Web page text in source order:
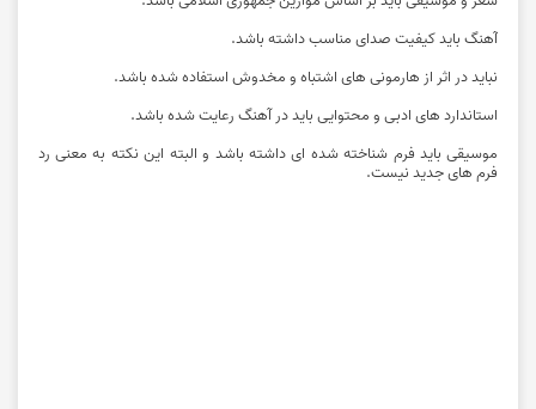
آهنگ باید کیفیت صدای مناسب داشته باشد.
نباید در اثر از هارمونی های اشتباه و مخدوش استفاده شده باشد.
استاندارد های ادبی و محتوایی باید در آهنگ رعایت شده باشد.
موسیقی باید فرم شناخته شده ای داشته باشد و البته این نکته به معنی رد
فرم های جدید نیست.